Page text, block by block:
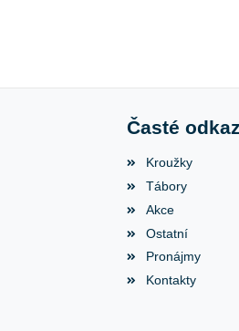
Časté
Kroužky
Tábory
Akce
Ostatní
Pronájmy
Kontakty